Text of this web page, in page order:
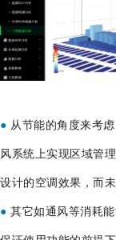
● 从节能的角度来考
风系统上实现区域管
设计的空调效果，而
● 其它如通风等消耗